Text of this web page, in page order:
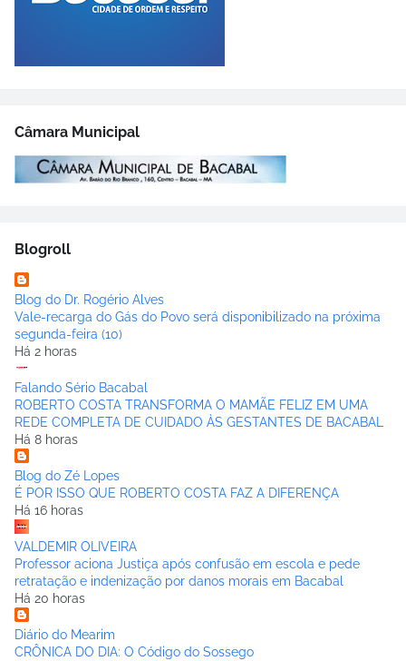
Câmara Municipal
Blogroll
Blog do Dr. Rogério Alves
Vale-recarga do Gás do Povo será disponibilizado na próxima
segunda-feira (10)
Há 2 horas
Falando Sério Bacabal
ROBERTO COSTA TRANSFORMA O MAMÃE FELIZ EM UMA
REDE COMPLETA DE CUIDADO ÀS GESTANTES DE BACABAL
Há 8 horas
Blog do Zé Lopes
É POR ISSO QUE ROBERTO COSTA FAZ A DIFERENÇA
Há 16 horas
VALDEMIR OLIVEIRA
Professor aciona Justiça após confusão em escola e pede
retratação e indenização por danos morais em Bacabal
Há 20 horas
Diário do Mearim
CRÔNICA DO DIA: O Código do Sossego